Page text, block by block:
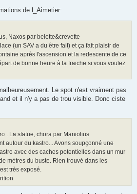
de l_Aimetier:
Naxos par belette&crevette
(un SAV a du être fait) et ça fait plaisir de
après l'ascension et la redescente de ce
de bonne heure à la fraiche si vous voulez
Le spot n'est vraiment pas
et il n'y a pas de trou visible. Donc ciste
: La statue, chora par Maniolius
autour du kastro... Avons soupçonné une
avec des caches potentielles dans un mur
mètres du buste. Rien trouvé dans les
très exposé.